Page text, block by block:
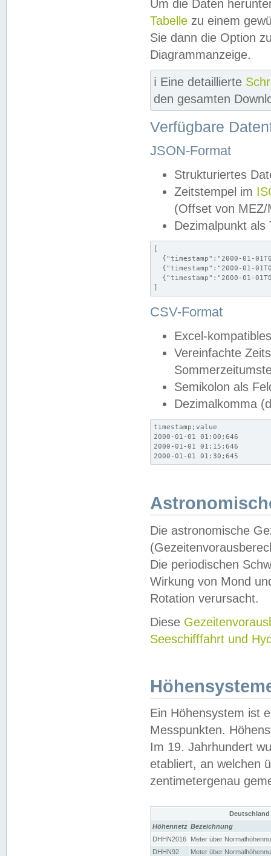
Um die Daten
Tabelle zu einem
Sie dann die Option
Diagrammanzeige.
ℹ️ Eine detaillierte
den gesamten
Verfügbare
JSON-Format
Strukturiertes
Zeitstempel im
(Offset von MEZ/
Dezimalpunkt als
[
{"timestamp":"2000-01-
{"timestamp":"2000-01-
{"timestamp":"2000-01-
]
CSV-Format
Excel-
Vereinfachte
Semikolon als
Dezimalkomma
timestamp;value
2000-01-01 01:00;646
2000-01-01 01:15;646
2000-01-01 01:30;645
Die astronomische
Die periodischen
Wirkung von Mond
Rotation verursacht.
Diese
Seeschifffahrt und
Ein Höhensystem ist
Messpunkten.
Im 19. Jahrhundert
etabliert, an welchen
zentimetergenau
Höhennetz Bezeichnung
DHHN2016
Meter über
DHHN92
Meter über